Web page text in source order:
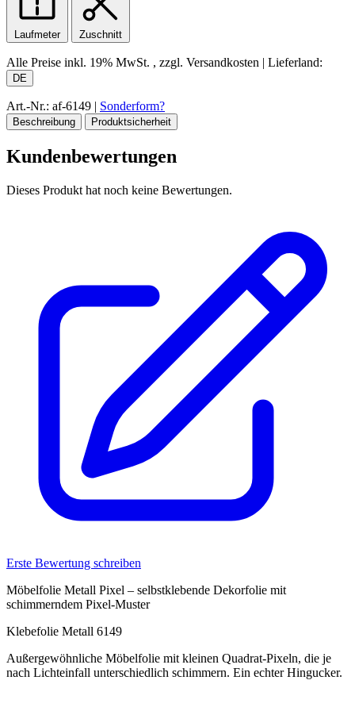
Laufmeter Zuschnitt
Alle Preise inkl. 19% MwSt. , zzgl. Versandkosten | Lieferland:
DE
Art.-Nr.: af-6149 | Sonderform?
Beschreibung Produktsicherheit
Kundenbewertungen
Dieses Produkt hat noch keine Bewertungen.
Erste Bewertung schreiben
Möbelfolie Metall Pixel – selbstklebende Dekorfolie mit
schimmerndem Pixel-Muster
Klebefolie Metall 6149
Außergewöhnliche Möbelfolie mit kleinen Quadrat-Pixeln, die je
nach Lichteinfall unterschiedlich schimmern. Ein echter Hingucker.